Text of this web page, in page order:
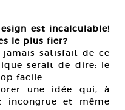
est incalculable!
le plus fier?
jamais satisfait de ce
serait de dire: le
facile…
une idée qui, à
incongrue et même